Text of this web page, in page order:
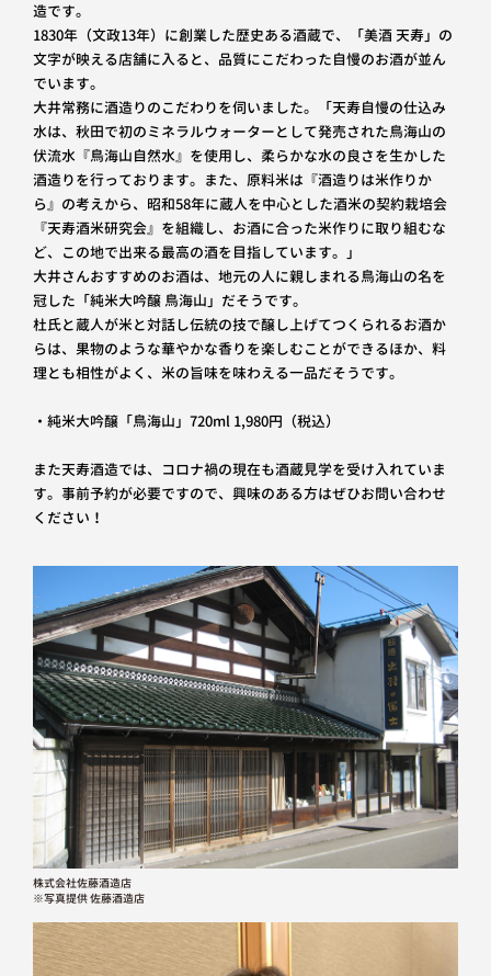
造です。
1830年（文政13年）に創業した歴史ある酒蔵で、「美酒 天寿」の
文字が映える店舗に入ると、品質にこだわった自慢のお酒が並ん
でいます。
大井常務に酒造りのこだわりを伺いました。「天寿自慢の仕込み
水は、秋田で初のミネラルウォーターとして発売された鳥海山の
伏流水『鳥海山自然水』を使用し、柔らかな水の良さを生かした
酒造りを行っております。また、原料米は『酒造りは米作りか
ら』の考えから、昭和58年に蔵人を中心とした酒米の契約栽培会
『天寿酒米研究会』を組織し、お酒に合った米作りに取り組むな
ど、この地で出来る最高の酒を目指しています。」
大井さんおすすめのお酒は、地元の人に親しまれる鳥海山の名を
冠した「純米大吟醸 鳥海山」だそうです。
杜氏と蔵人が米と対話し伝統の技で醸し上げてつくられるお酒か
らは、果物のような華やかな香りを楽しむことができるほか、料
理とも相性がよく、米の旨味を味わえる一品だそうです。
・純米大吟醸「鳥海山」720ml 1,980円（税込）
また天寿酒造では、コロナ禍の現在も酒蔵見学を受け入れていま
す。事前予約が必要ですので、興味のある方はぜひお問い合わせ
ください！
株式会社佐藤酒造店
※写真提供 佐藤酒造店